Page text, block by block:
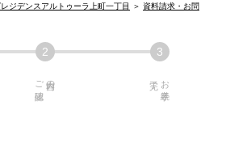
ジデンスアルトゥーラ上町一丁目 ＞ 資料請求・お問
内容の
ご確認 お手続き